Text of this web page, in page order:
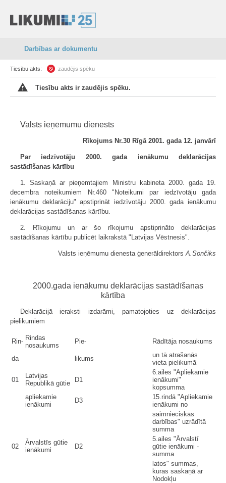
Darbības ar dokumentu
Tiesību akts: zaudējis spēku
Tiesību akts ir zaudējis spēku.
Valsts ieņēmumu dienests
Rīkojums Nr.30 Rīgā 2001. gada 12. janvārī
Par iedzīvotāju 2000. gada ienākumu deklarācijas
sastādīšanas kārtību
1. Saskaņā ar pieņemtajiem Ministru kabineta 2000. gada 19.
decembra noteikumiem Nr.460 "Noteikumi par iedzīvotāju gada
ienākumu deklarāciju" apstiprināt iedzīvotāju 2000. gada ienākumu
deklarācijas sastādīšanas kārtību.
2. Rīkojumu un ar šo rīkojumu apstiprināto deklarācijas
sastādīšanas kārtību publicēt laikrakstā "Latvijas Vēstnesis".
Valsts ieņēmumu dienesta ģenerāldirektorsA.Sončiks
2000.gada ienākumu deklarācijas sastādīšanas
kārtība
Deklarācijā ieraksti izdarāmi, pamatojoties uz deklarācijas
pielikumiem
Rin- Rindas
nosaukums
Pie- Rādītāja nosaukums
da likums
un tā atrašanās
vieta pielikumā
01
Latvijas
Republikā gūtie
D1
6.ailes "Apliekamie
ienākumi"
kopsumma
apliekamie
ienākumi
D3
15.rindā "Apliekamie
ienākumi no
saimnieciskās
darbības" uzrādītā
summa
02
Ārvalstīs gūtie
ienākumi
D2
5.ailes "Ārvalstī
gūtie ienākumi -
summa
latos" summas,
kuras saskaņā ar
Nodokļu